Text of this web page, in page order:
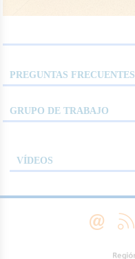
PREGUNTAS FRECUENTES
GRUPO DE TRABAJO
VÍDEOS